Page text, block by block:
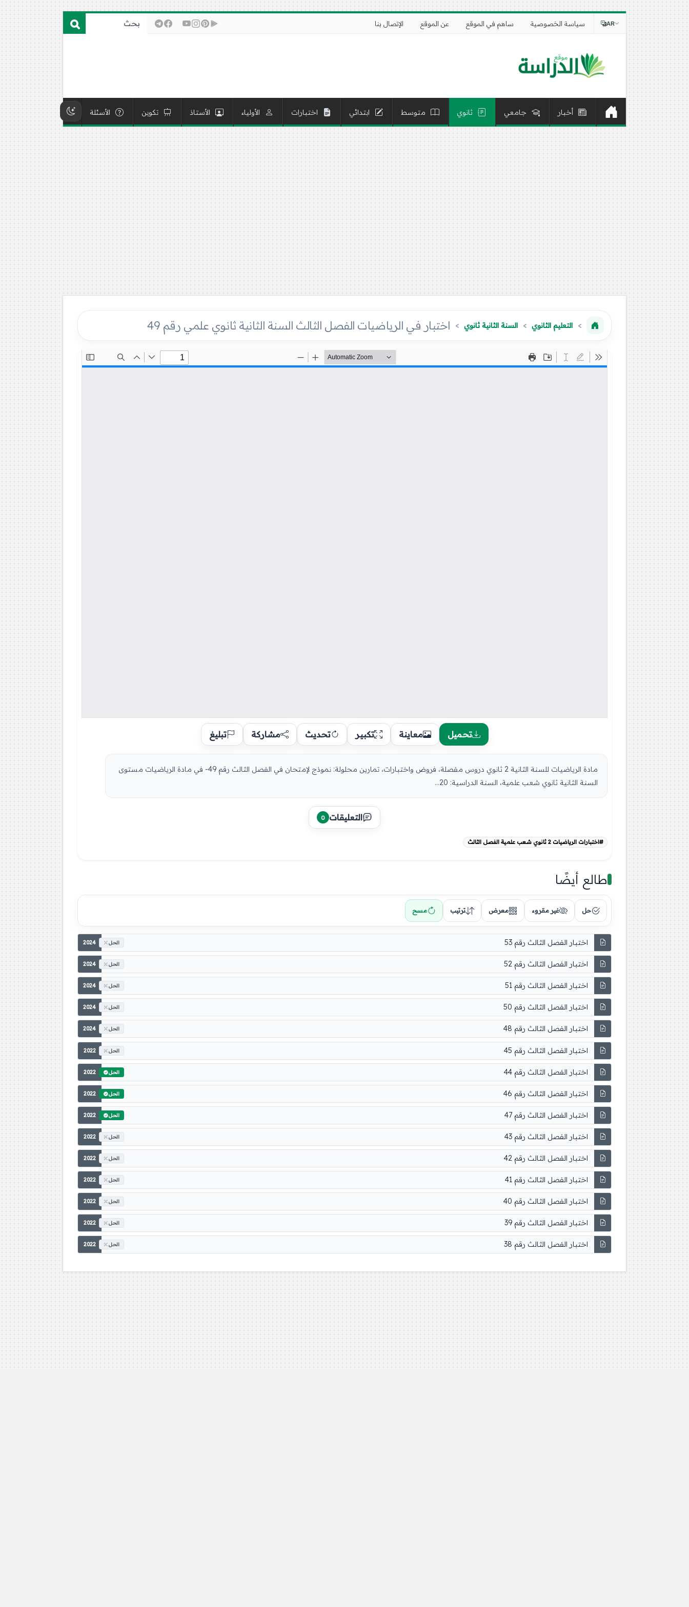
سياسة الخصوصية ساهم في الموقع عن الموقع الإتصال بنا AR
أخبار جامعي ثانوي متوسط ابتدائي اختبارات الأولياء الأستاذ تكوين الأسئلة
التعليم الثانوي السنة الثانية ثانوي اختبار في الرياضيات الفصل الثالث السنة الثانية ثانوي علمي رقم 49
تحميل معاينة تكبير تحديث مشاركة تبليغ
مادة الرياضيات للسنة الثانية 2 ثانوي دروس مفصلة، فروض واختبارات، تمارين محلولة: نموذج لإمتحان في الفصل الثالث رقم 49- في مادة الرياضيات مستوى
السنة الثانية ثانوي شعب علمية، السنة الدراسية: 20...
التعليقات 0
#اختبارات الرياضيات 2 ثانوي شعب علمية الفصل الثالث
طالع أيضًا
حل غير مقروء معرض ترتيب مسح
اختبار الفصل الثالث رقم 53 2024 الحل
اختبار الفصل الثالث رقم 52 2024 الحل
اختبار الفصل الثالث رقم 51 2024 الحل
اختبار الفصل الثالث رقم 50 2024 الحل
اختبار الفصل الثالث رقم 48 2024 الحل
اختبار الفصل الثالث رقم 45 2022 الحل
اختبار الفصل الثالث رقم 44 2022 الحل
اختبار الفصل الثالث رقم 46 2022 الحل
اختبار الفصل الثالث رقم 47 2022 الحل
اختبار الفصل الثالث رقم 43 2022 الحل
اختبار الفصل الثالث رقم 42 2022 الحل
اختبار الفصل الثالث رقم 41 2022 الحل
اختبار الفصل الثالث رقم 40 2022 الحل
اختبار الفصل الثالث رقم 39 2022 الحل
اختبار الفصل الثالث رقم 38 2022 الحل